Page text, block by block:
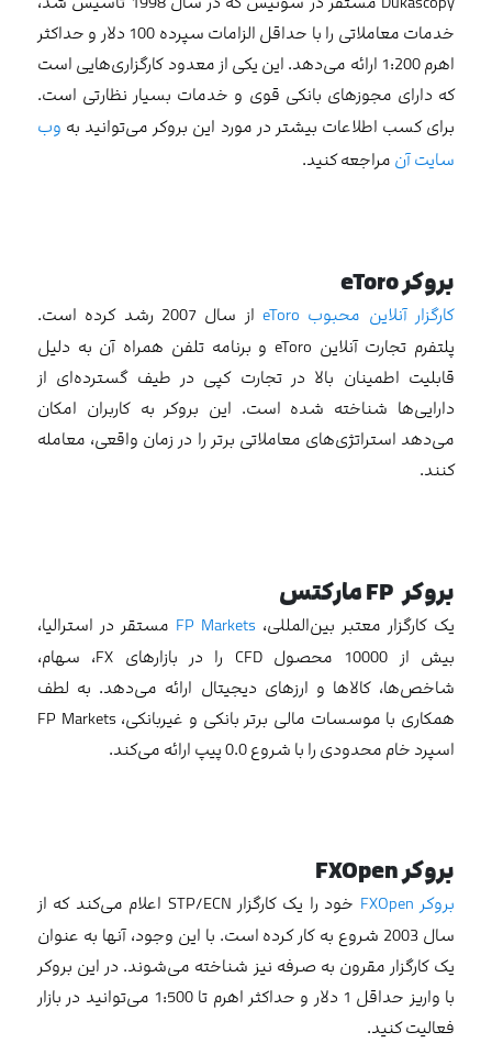
خدمات معاملاتی را با حداقل الزامات سپرده 100 دلار و حداکثر
اهرم 1:200 ارائه می‌دهد. این یکی از معدود کارگزاری‌هایی است
که دارای مجوزهای بانکی قوی و خدمات بسیار نظارتی است.
برای کسب اطلاعات بیشتر در مورد این بروکر می‌توانید به وب
سایت آن مراجعه کنید.
بروکرeToro
کارگزار آنلاین محبوب eToro
از سال 2007 رشد کرده است.
پلتفرم تجارت آنلاین eToro و برنامه تلفن همراه آن به دلیل
قابلیت اطمینان بالا در تجارت کپی در طیف گسترده‌ای از
دارایی‌ها شناخته شده است. این بروکر به کاربران امکان
می‌دهد استراتژی‌های معاملاتی برتر را در زمان واقعی، معامله
کنند.
بروکر FPمارکتس
یک کارگزار معتبر بین‌المللی، FP Markets مستقر در استرالیا،
بیش از 10000 محصول CFD را در بازارهای FX، سهام،
شاخص‌ها، کالاها و ارزهای دیجیتال ارائه می‌دهد. به لطف
همکاری با موسسات مالی برتر بانکی و غیربانکی، FP Markets
اسپرد خام محدودی را با شروع 0.0 پیپ ارائه می‌کند.
بروکرFXOpen
بروکر FXOpen
خود را یک کارگزار STP/ECN اعلام می‌کند که از
سال 2003 شروع به کار کرده است. با این وجود، آنها به عنوان
یک کارگزار مقرون به صرفه نیز شناخته می‌شوند. در این بروکر
با واریز حداقل 1 دلار و حداکثر اهرم تا 1:500 می‌توانید در بازار
فعالیت کنید.